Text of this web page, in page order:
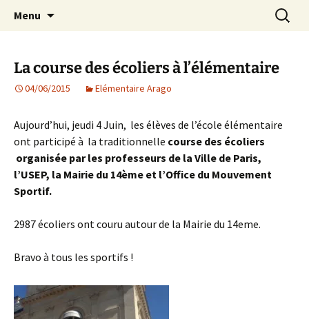
AIP Paris 14 – Association
Indépendante des Parents
d'élèves depuis 1981
Agit – s'Investit – Participe au service des
enfants du secteur scolaire Dolent-Arago-
Menu
La course des écoliers à l’élémentaire
04/06/2015 Elémentaire Arago
Aujourd’hui, jeudi 4 Juin, les élèves de l’école élémentaire
ont participé à la traditionnelle course des écoliers
organisée par les professeurs de la Ville de Paris,
l’USEP, la Mairie du 14ème et l’Office du Mouvement
Sportif.
2987 écoliers ont couru autour de la Mairie du 14eme.
Bravo à tous les sportifs !